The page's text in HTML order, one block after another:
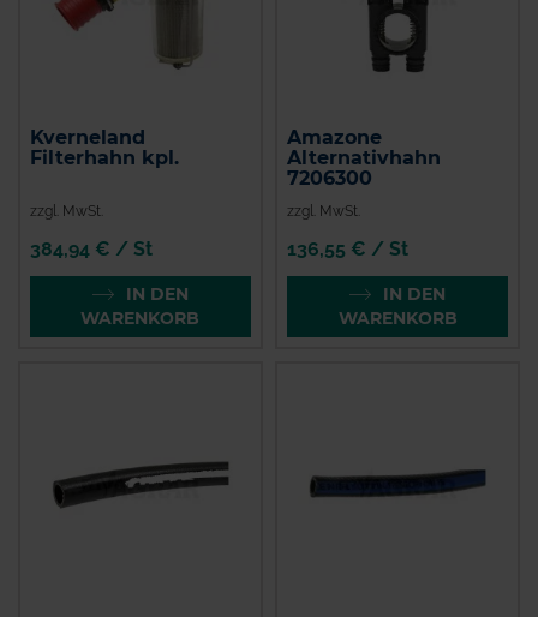
Kverneland
Filterhahn kpl.
zzgl. MwSt.
384,94 € / St
IN DEN
WARENKORB
Amazone
Alternativhahn
7206300
zzgl. MwSt.
136,55 € / St
IN DEN
WARENKORB